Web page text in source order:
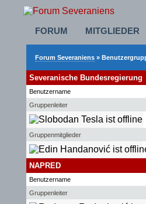
FORUM MITGLIEDER
Forum Severaniens »
Severanische Bundesregierung
Benutzername
Gruppenleiter
Gruppenmitglieder
NAPRED
Benutzername
Gruppenleiter